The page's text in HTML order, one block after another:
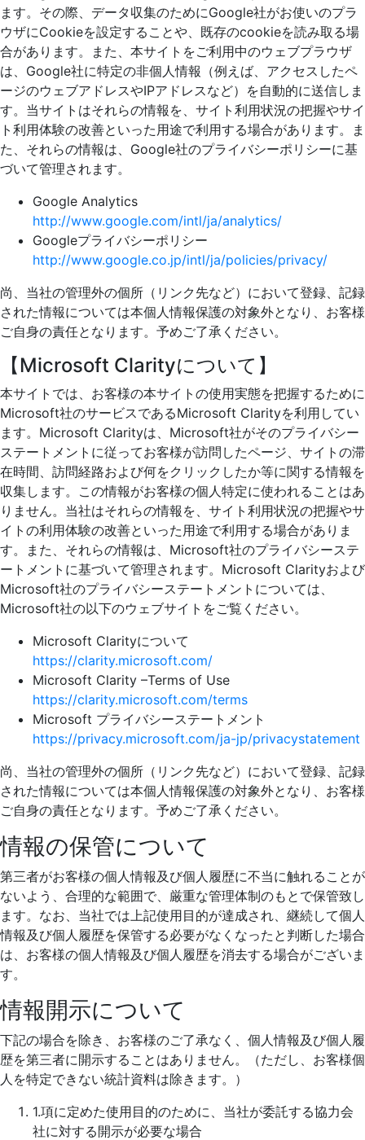
ます。その際、データ収集のためにGoogle社がお使いのプラ
ウザにCookieを設定することや、既存のcookieを読み取る場
合があります。また、本サイトをご利用中のウェブプラウザ
は、Google社に特定の非個人情報（例えば、アクセスしたペ
ージのウェブアドレスやIPアドレスなど）を自動的に送信しま
す。当サイトはそれらの情報を、サイト利用状況の把握やサイ
ト利用体験の改善といった用途で利用する場合があります。ま
た、それらの情報は、Google社のプライバシーポリシーに基
づいて管理されます。
Google Analytics
http://www.google.com/intl/ja/analytics/
Googleプライバシーポリシー
http://www.google.co.jp/intl/ja/policies/privacy/
尚、当社の管理外の個所（リンク先など）において登録、記録
された情報については本個人情報保護の対象外となり、お客様
ご自身の責任となります。予めご了承ください。
【Microsoft Clarityについて】
本サイトでは、お客様の本サイトの使用実態を把握するために
Microsoft社のサービスであるMicrosoft Clarityを利用してい
ます。Microsoft Clarityは、Microsoft社がそのプライバシー
ステートメントに従ってお客様が訪問したページ、サイトの滞
在時間、訪問経路および何をクリックしたか等に関する情報を
収集します。この情報がお客様の個人特定に使われることはあ
りません。当社はそれらの情報を、サイト利用状況の把握やサ
イトの利用体験の改善といった用途で利用する場合がありま
す。また、それらの情報は、Microsoft社のプライバシーステ
ートメントに基づいて管理されます。Microsoft Clarityおよび
Microsoft社のプライバシーステートメントについては、
Microsoft社の以下のウェブサイトをご覧ください。
Microsoft Clarityについて
https://clarity.microsoft.com/
Microsoft Clarity –Terms of Use
https://clarity.microsoft.com/terms
Microsoft プライバシーステートメント
https://privacy.microsoft.com/ja-jp/privacystatement
尚、当社の管理外の個所（リンク先など）において登録、記録
された情報については本個人情報保護の対象外となり、お客様
ご自身の責任となります。予めご了承ください。
情報の保管について
第三者がお客様の個人情報及び個人履歴に不当に触れることが
ないよう、合理的な範囲で、厳重な管理体制のもとで保管致し
ます。なお、当社では上記使用目的が達成され、継続して個人
情報及び個人履歴を保管する必要がなくなったと判断した場合
は、お客様の個人情報及び個人履歴を消去する場合がございま
す。
情報開示について
下記の場合を除き、お客様のご了承なく、個人情報及び個人履
歴を第三者に開示することはありません。（ただし、お客様個
人を特定できない統計資料は除きます。）
1.項に定めた使用目的のために、当社が委託する協力会
社に対する開示が必要な場合